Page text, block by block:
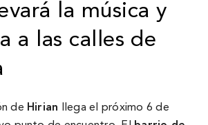
la música y
a las calles de
de Hirian llega el próximo 6 de